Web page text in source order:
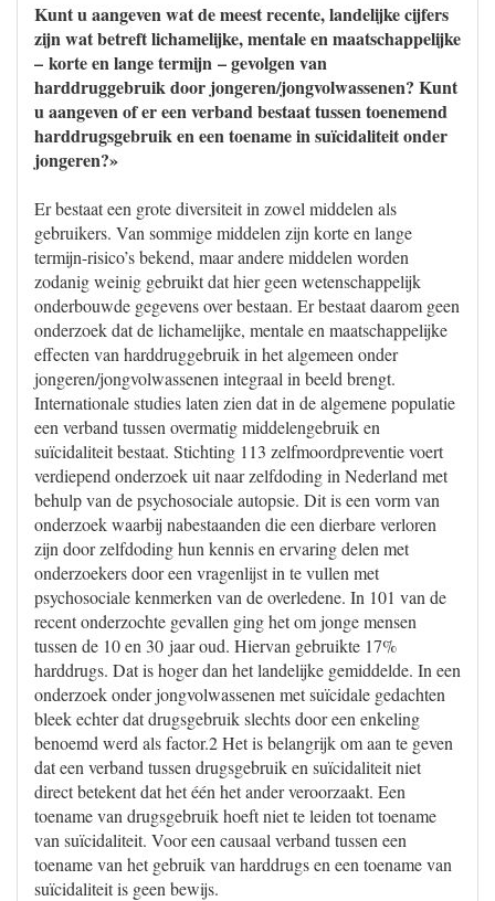
Kunt u aangeven wat de meest recente, landelijke cijfers
zijn wat betreft lichamelijke, mentale en maatschappelijke
– korte en lange termijn – gevolgen van
harddruggebruik door jongeren/jongvolwassenen? Kunt
u aangeven of er een verband bestaat tussen toenemend
harddrugsgebruik en een toename in suïcidaliteit onder
jongeren?»
Er bestaat een grote diversiteit in zowel middelen als
gebruikers. Van sommige middelen zijn korte en lange
termijn-risico’s bekend, maar andere middelen worden
zodanig weinig gebruikt dat hier geen wetenschappelijk
onderbouwde gegevens over bestaan. Er bestaat daarom geen
onderzoek dat de lichamelijke, mentale en maatschappelijke
effecten van harddruggebruik in het algemeen onder
jongeren/jongvolwassenen integraal in beeld brengt.
Internationale studies laten zien dat in de algemene populatie
een verband tussen overmatig middelengebruik en
suïcidaliteit bestaat. Stichting 113 zelfmoordpreventie voert
verdiepend onderzoek uit naar zelfdoding in Nederland met
behulp van de psychosociale autopsie. Dit is een vorm van
onderzoek waarbij nabestaanden die een dierbare verloren
zijn door zelfdoding hun kennis en ervaring delen met
onderzoekers door een vragenlijst in te vullen met
psychosociale kenmerken van de overledene. In 101 van de
recent onderzochte gevallen ging het om jonge mensen
tussen de 10 en 30 jaar oud. Hiervan gebruikte 17%
harddrugs. Dat is hoger dan het landelijke gemiddelde. In een
onderzoek onder jongvolwassenen met suïcidale gedachten
bleek echter dat drugsgebruik slechts door een enkeling
benoemd werd als factor.2 Het is belangrijk om aan te geven
dat een verband tussen drugsgebruik en suïcidaliteit niet
direct betekent dat het één het ander veroorzaakt. Een
toename van drugsgebruik hoeft niet te leiden tot toename
van suïcidaliteit. Voor een causaal verband tussen een
toename van het gebruik van harddrugs en een toename van
suïcidaliteit is geen bewijs.